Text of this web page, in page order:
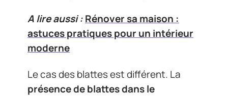
A lire aussi :Rénover sa maison :
astuces pratiques pour un intérieur
moderne
Le cas des blattes est différent. La
présence de blattes dans le